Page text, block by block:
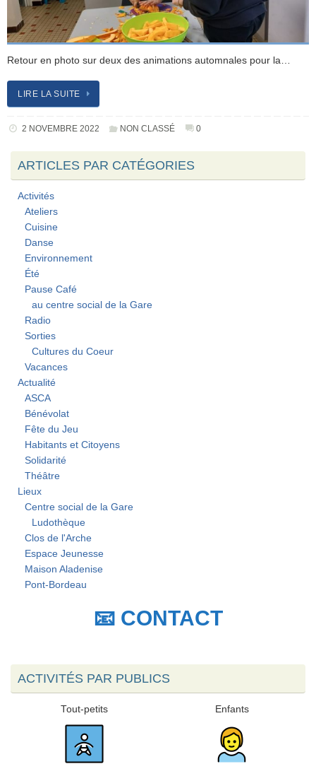
Retour en photo sur deux des animations automnales pour la…
LIRE LA SUITE
2 NOVEMBRE 2022 NON CLASSÉ 0
ARTICLES PAR CATÉGORIES
Activités
Ateliers
Cuisine
Danse
Environnement
Été
Pause Café
au centre social de la Gare
Radio
Sorties
Cultures du Coeur
Vacances
Actualité
ASCA
Bénévolat
Fête du Jeu
Habitants et Citoyens
Solidarité
Théâtre
Lieux
Centre social de la Gare
Ludothèque
Clos de l'Arche
Espace Jeunesse
Maison Aladenise
Pont-Bordeau
📧 CONTACT
ACTIVITÉS PAR PUBLICS
Tout-petits Enfants